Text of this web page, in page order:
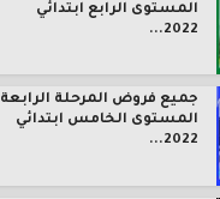
المستوى الرابع ابتدائي
2022...
جميع فروض المرحلة الرابعة
المستوى الخامس ابتدائي
2022...